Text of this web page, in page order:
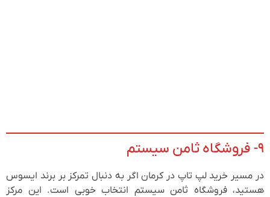
۹- فروشگاه ثامن سیستم
در مسیر خرید لپ تاپ در کرمان اگر به دنبال تمرکز بر برند ایسوس
هستید، فروشگاه ثامن سیستم انتخاب خوبی است. این مرکز